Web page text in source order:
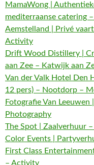
MamaWong |
mediterraanse catering
Aemstelland | Privé
Activity
Drift Wood Distillery |
aan Zee – Katwijk aan
Van der Valk Hotel Den
12 pers) – Nootdorp –
Fotografie Van
Photography
The Spot | Zaalverhuur
Color Events |
First Class
– Activity